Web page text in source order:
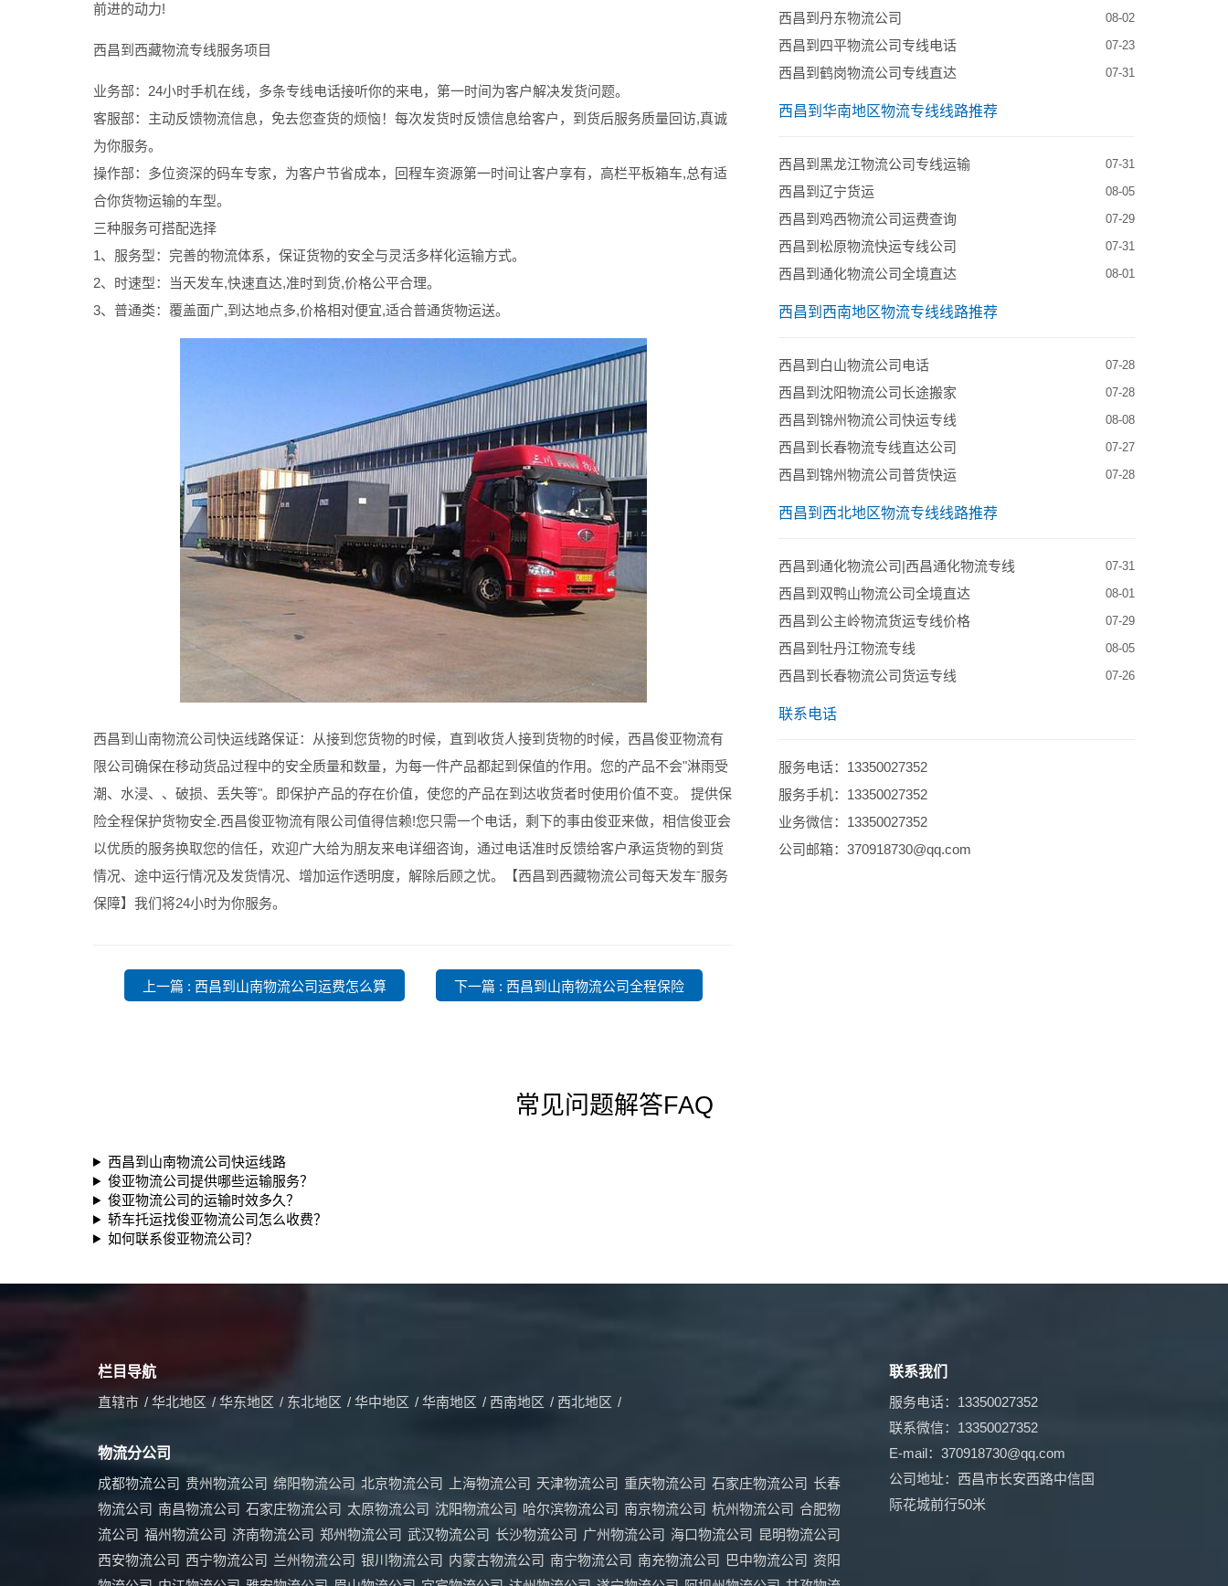
前进的动力!
西昌到西藏物流专线服务项目
业务部：24小时手机在线，多条专线电话接听你的来电，第一时间为客户解决发货问题。
客服部：主动反馈物流信息，免去您查货的烦恼！每次发货时反馈信息给客户，到货后服务质量回访,真诚
为你服务。
操作部：多位资深的码车专家，为客户节省成本，回程车资源第一时间让客户享有，高栏平板箱车,总有适
合你货物运输的车型。
三种服务可搭配选择
1、服务型：完善的物流体系，保证货物的安全与灵活多样化运输方式。
2、时速型：当天发车,快速直达,准时到货,价格公平合理。
3、普通类：覆盖面广,到达地点多,价格相对便宜,适合普通货物运送。
西昌到山南物流公司快运线路保证：从接到您货物的时候，直到收货人接到货物的时候，西昌俊亚物流有
限公司确保在移动货品过程中的安全质量和数量，为每一件产品都起到保值的作用。您的产品不会"淋雨受
潮、水浸、、破损、丢失等"。即保护产品的存在价值，使您的产品在到达收货者时使用价值不变。 提供保
险全程保护货物安全.西昌俊亚物流有限公司值得信赖!您只需一个电话，剩下的事由俊亚来做，相信俊亚会
以优质的服务换取您的信任，欢迎广大给为朋友来电详细咨询，通过电话准时反馈给客户承运货物的到货
情况、途中运行情况及发货情况、增加运作透明度，解除后顾之忧。【西昌到西藏物流公司每天发车ˉ服务
保障】我们将24小时为你服务。
上一篇 : ​西昌到山南物流公司运费怎么算 下一篇 : 西昌到山南物流公司全程保险
西昌到丹东物流公司 08-02
西昌到四平物流公司专线电话 07-23
西昌到鹤岗物流公司专线直达 07-31
西昌到华南地区物流专线线路推荐
西昌到黑龙江物流公司专线运输 07-31
西昌到辽宁货运 08-05
西昌到鸡西物流公司运费查询 07-29
西昌到松原物流快运专线公司 07-31
西昌到通化物流公司全境直达 08-01
西昌到西南地区物流专线线路推荐
西昌到白山物流公司电话 07-28
西昌到沈阳物流公司长途搬家 07-28
西昌到锦州物流公司快运专线 08-08
西昌到长春物流专线直达公司 07-27
西昌到锦州物流公司普货快运 07-28
西昌到西北地区物流专线线路推荐
西昌到通化物流公司|西昌通化物流专线 07-31
西昌到双鸭山物流公司全境直达 08-01
西昌到公主岭物流货运专线价格 07-29
西昌到牡丹江物流专线 08-05
西昌到长春物流公司货运专线 07-26
联系电话
服务电话：13350027352
服务手机：13350027352
业务微信：13350027352
公司邮箱：370918730@qq.com
常见问题解答FAQ
西昌到山南物流公司快运线路
俊亚物流公司提供哪些运输服务？
俊亚物流公司的运输时效多久？
轿车托运找俊亚物流公司怎么收费？
如何联系俊亚物流公司？
栏目导航
直辖市 / 华北地区 / 华东地区 / 东北地区 / 华中地区 / 华南地区 / 西南地区 / 西北地区 /
物流分公司
成都物流公司 贵州物流公司 绵阳物流公司 北京物流公司 上海物流公司 天津物流公司 重庆物流公司 石家庄物流公司 长春
物流公司 南昌物流公司 石家庄物流公司 太原物流公司 沈阳物流公司 哈尔滨物流公司 南京物流公司 杭州物流公司 合肥物
流公司 福州物流公司 济南物流公司 郑州物流公司 武汉物流公司 长沙物流公司 广州物流公司 海口物流公司 昆明物流公司
西安物流公司 西宁物流公司 兰州物流公司 银川物流公司 内蒙古物流公司 南宁物流公司 南充物流公司 巴中物流公司 资阳
联系我们
服务电话：13350027352
联系微信：13350027352
E-mail：370918730@qq.com
公司地址：西昌市长安西路中信国
际花城前行50米